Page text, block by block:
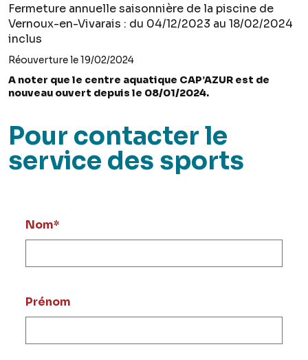
Fermeture annuelle saisonnière de la piscine de
Vernoux-en-Vivarais : du 04/12/2023 au 18/02/2024
inclus
Réouverture le 19/02/2024
A noter que le centre aquatique CAP’AZUR est de
nouveau ouvert depuis le 08/01/2024.
Pour contacter le
service des sports
Nom*
Prénom